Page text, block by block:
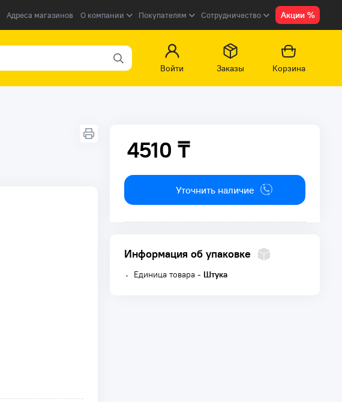
Адреса магазинов О компании Покупателям Сотрудничество Акции %
Войти
Заказы Корзина
4510 ₸
4510 ₸
Уточнить наличие
Информация об упаковке
Единица товара - Штука